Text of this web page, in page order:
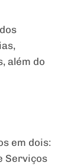
além do
em dois:
Serviços